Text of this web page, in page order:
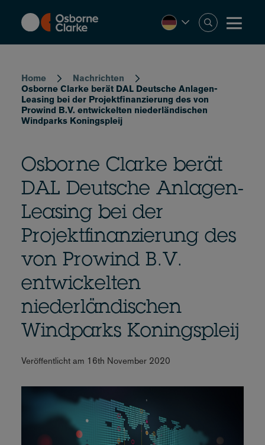
content
Home
Nachrichten
Osborne Clarke berät DAL Deutsche Anlagen-
Leasing bei der Projektfinanzierung des von
Prowind B.V. entwickelten niederländischen
Windparks Koningspleij
Osborne Clarke berät
DAL Deutsche Anlagen-
Leasing bei der
Projektfinanzierung des
von Prowind B.V.
entwickelten
niederländischen
Windparks Koningspleij
Veröffentlicht am 16th November 2020